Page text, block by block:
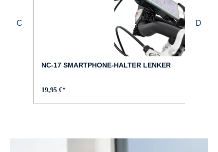
FEDERWEG VORNE :
100 mm
NC-17 SMARTPHONE-HALTER LENKER
19,95 €*